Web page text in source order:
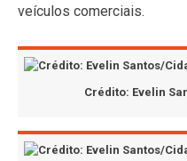
veículos comerciais.
Crédito: Evelin